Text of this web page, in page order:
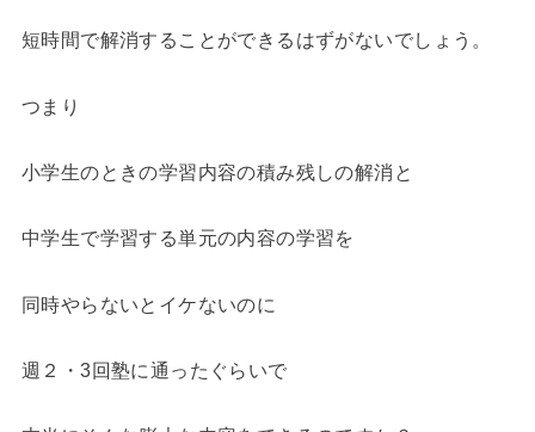
短時間で解消することができるはずがないでしょう。
つまり
小学生のときの学習内容の積み残しの解消と
中学生で学習する単元の内容の学習を
同時やらないとイケないのに
週２・3回塾に通ったぐらいで